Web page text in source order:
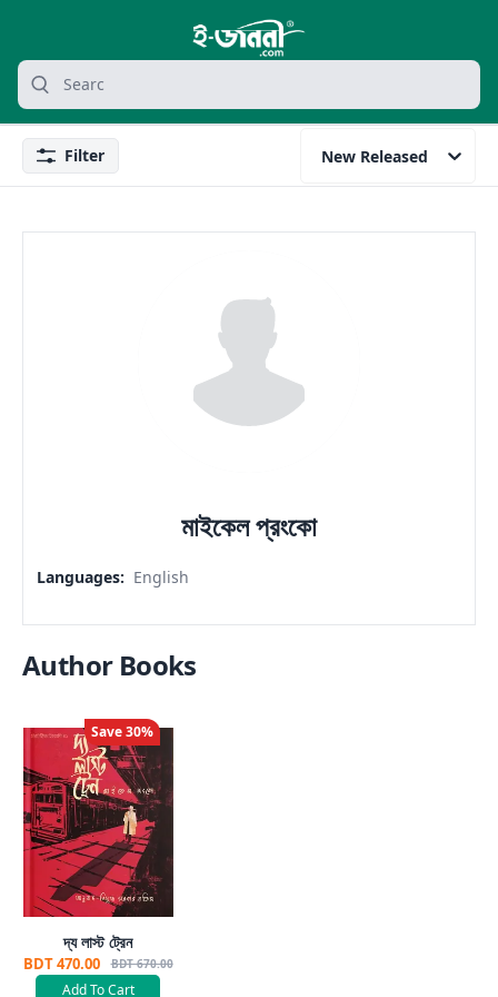
grocery search at header
Search
FilterFilter New Released
মাইকেল প্রংকো
Languages: English
Author Books
Save30%
দ্য লাস্ট ট্রেন
BDT 470.00 BDT 670.00
Add To Cart